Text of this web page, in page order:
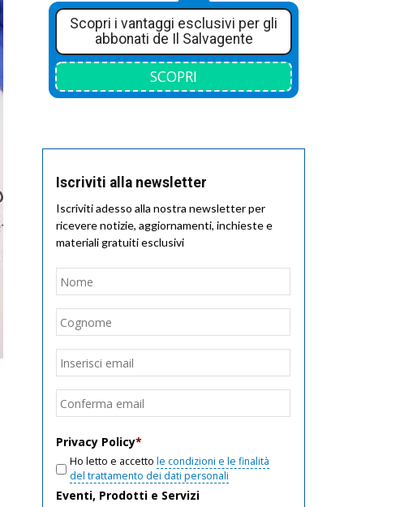
Scopri i vantaggi esclusivi per gli
abbonati de Il Salvagente
SCOPRI
Iscriviti alla newsletter
Iscriviti adesso alla nostra newsletter per
ricevere notizie, aggiornamenti, inchieste e
materiali gratuiti esclusivi
Nome
Email
Privacy Policy*
Ho letto e accetto le condizioni e le finalità
del trattamento dei dati personali
Eventi, Prodotti e Servizi